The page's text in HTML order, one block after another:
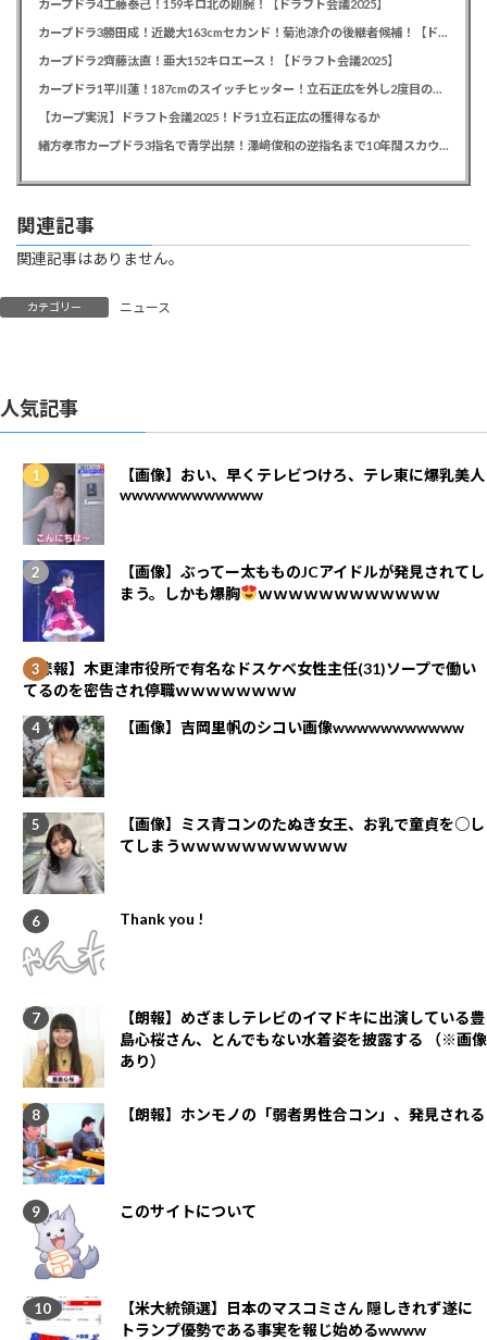
カープドラ4工藤泰己！159キロ北の剛腕！【ドラフト会議2025】
カープドラ3勝田成！近畿大163cmセカンド！菊池涼介の後継者候補！【ドラフト会議2025】
カープドラ2齊藤汰直！亜大152キロエース！【ドラフト会議2025】
カープドラ1平川蓮！187cmのスイッチヒッター！立石正広を外し2度目の重複も新井監督がクジを引き当てる！【ドラフト会議2025】
【カープ実況】ドラフト会議2025！ドラ1立石正広の獲得なるか
緒方孝市カープドラ3指名で青学出禁！澤﨑俊和の逆指名まで10年間スカウト出禁
関連記事
関連記事はありません。
カテゴリー ニュース
人気記事
【画像】おい、早くテレビつけろ、テレ東に爆乳美人
wwwwwwwwwwww
【画像】ぶってー太もものJCアイドルが発見されてし
まう。しかも爆胸
ｗｗｗｗｗｗｗｗｗｗｗｗ
【悲報】木更津市役所で有名なドスケベ女性主任(31)ソープで働い
てるのを密告され停職ｗｗｗｗｗｗｗｗ
【画像】吉岡里帆のシコい画像wwwwwwwwwww
【画像】ミス青コンのたぬき女王、お乳で童貞を○し
てしまうｗｗｗｗｗｗｗｗｗｗｗ
Thank you !
【朗報】めざましテレビのイマドキに出演している豊
島心桜さん、とんでもない水着姿を披露する （※画像
あり）
【朗報】ホンモノの「弱者男性合コン」、発見される
このサイトについて
【米大統領選】日本のマスコミさん 隠しきれず遂に
トランプ優勢である事実を報じ始めるwwww